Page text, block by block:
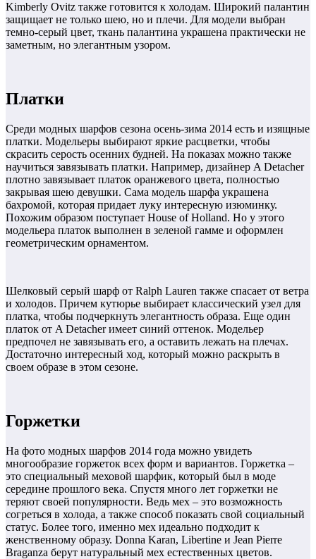
Kimberly Ovitz также готовится к холодам. Широкий палантин
защищает не только шею, но и плечи. Для модели выбран
темно-серый цвет, ткань палантина украшена практически не
заметным, но элегантным узором.
Платки
Среди модных шарфов сезона осень-зима 2014 есть и изящные
платки. Модельеры выбирают яркие расцветки, чтобы
скрасить серость осенних будней. На показах можно также
научиться завязывать платки. Например, дизайнер A Detacher
плотно завязывает платок оранжевого цвета, полностью
закрывая шею девушки. Сама модель шарфа украшена
бахромой, которая придает луку интересную изюминку.
Похожим образом поступает House of Holland. Но у этого
модельера платок выполнен в зеленой гамме и оформлен
геометрическим орнаментом.
Шелковый серый шарф от Ralph Lauren также спасает от ветра
и холодов. Причем кутюрье выбирает классический узел для
платка, чтобы подчеркнуть элегантность образа. Еще один
платок от A Detacher имеет синий оттенок. Модельер
предпочел не завязывать его, а оставить лежать на плечах.
Достаточно интересный ход, который можно раскрыть в
своем образе в этом сезоне.
Горжетки
На фото модных шарфов 2014 года можно увидеть
многообразие горжеток всех форм и вариантов. Горжетка –
это специальный меховой шарфик, который был в моде
середине прошлого века. Спустя много лет горжетки не
теряют своей популярности. Ведь мех – это возможность
согреться в холода, а также способ показать свой социальный
статус. Более того, именно мех идеально подходит к
женственному образу. Donna Karan, Libertine и Jean Pierre
Braganza берут натуральный мех естественных цветов.